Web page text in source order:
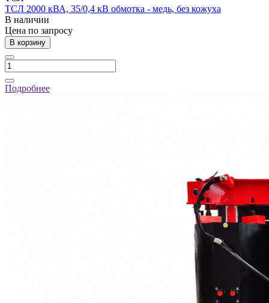
ТСЛ 2000 кВА, 35/0,4 кВ обмотка - медь, без кожуха
В наличии
Цена по запросу
В корзину
Подробнее